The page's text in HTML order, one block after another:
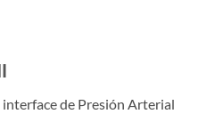
de Presión Arterial